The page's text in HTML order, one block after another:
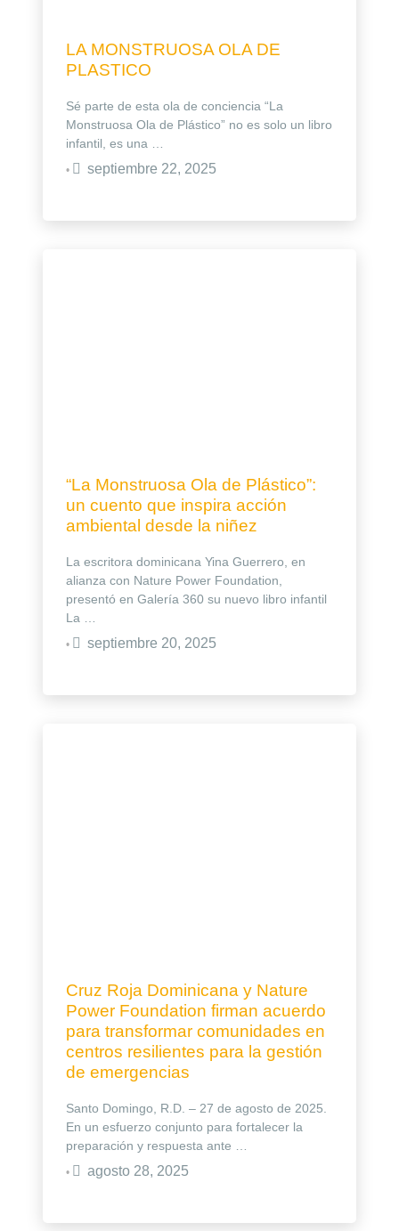
LA MONSTRUOSA OLA DE
PLASTICO
Sé parte de esta ola de conciencia “La
Monstruosa Ola de Plástico” no es solo un libro
infantil, es una …
• septiembre 22, 2025
“La Monstruosa Ola de Plástico”:
un cuento que inspira acción
ambiental desde la niñez
La escritora dominicana Yina Guerrero, en
alianza con Nature Power Foundation,
presentó en Galería 360 su nuevo libro infantil
La …
• septiembre 20, 2025
Cruz Roja Dominicana y Nature
Power Foundation firman acuerdo
para transformar comunidades en
centros resilientes para la gestión
de emergencias
Santo Domingo, R.D. – 27 de agosto de 2025.
En un esfuerzo conjunto para fortalecer la
preparación y respuesta ante …
• agosto 28, 2025